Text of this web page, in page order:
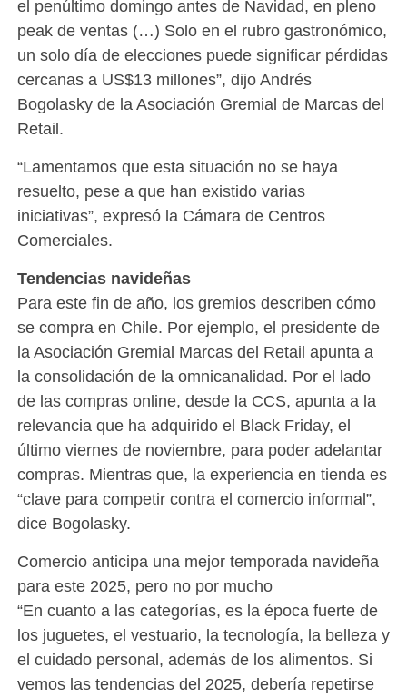
el penúltimo domingo antes de Navidad, en pleno
peak de ventas (…) Solo en el rubro gastronómico,
un solo día de elecciones puede significar pérdidas
cercanas a US$13 millones”, dijo Andrés
Bogolasky de la Asociación Gremial de Marcas del
Retail.
“Lamentamos que esta situación no se haya
resuelto, pese a que han existido varias
iniciativas”, expresó la Cámara de Centros
Comerciales.
Tendencias navideñas
Para este fin de año, los gremios describen cómo
se compra en Chile. Por ejemplo, el presidente de
la Asociación Gremial Marcas del Retail apunta a
la consolidación de la omnicanalidad. Por el lado
de las compras online, desde la CCS, apunta a la
relevancia que ha adquirido el Black Friday, el
último viernes de noviembre, para poder adelantar
compras. Mientras que, la experiencia en tienda es
“clave para competir contra el comercio informal”,
dice Bogolasky.
Comercio anticipa una mejor temporada navideña
para este 2025, pero no por mucho
“En cuanto a las categorías, es la época fuerte de
los juguetes, el vestuario, la tecnología, la belleza y
el cuidado personal, además de los alimentos. Si
vemos las tendencias del 2025, debería repetirse